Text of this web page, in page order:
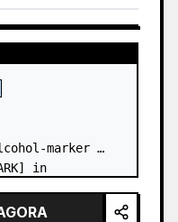
marker
in
it f…